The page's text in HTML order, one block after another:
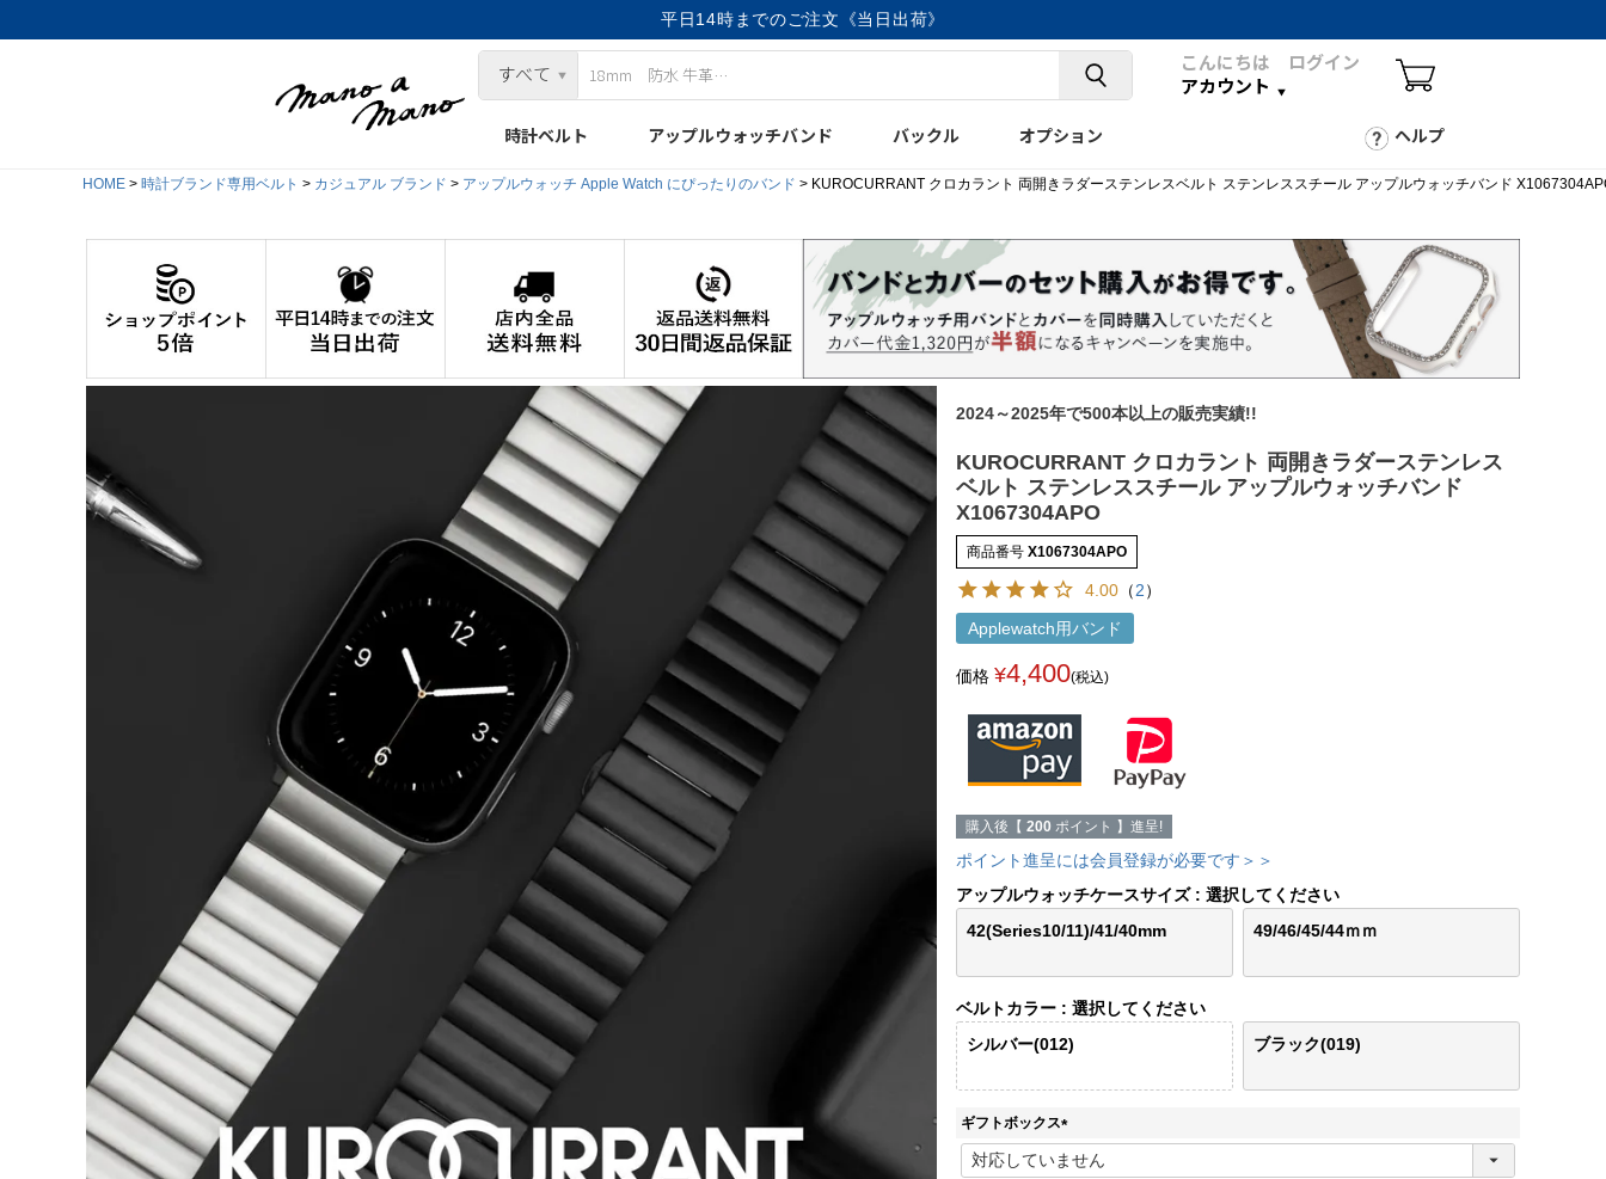
平日14時までのご注文《当日出荷》
こんにちは ログイン
アカウント
時計ベルト アップルウォッチバンド バックル オプション ヘルプ
HOME 時計ブランド専用ベルト カジュアル ブランド アップルウォッチ Apple Watch にぴったりのバンド KUROCURRANT クロカラント 両開きラダーステンレスベルト ステンレススチール アップルウォッチバンド
2024～2025年で500本以上の販売実績!!
KUROCURRANT クロカラント 両開きラダーステンレス
ベルト ステンレススチール アップルウォッチバンド
X1067304APO
商品番号 X1067304APO
4.00 （2）
Applewatch用バンド
価格 ¥4,400(税込)
購入後【 200 ポイント 】進呈!
ポイント進呈には会員登録が必要です＞＞
アップルウォッチケースサイズ
選択してください
42(Series10/11)/41/40mm
49/46/45/44ｍｍ
ベルトカラー
選択してください
シルバー(012)
ブラック(019)
ギフトボックス
(
必